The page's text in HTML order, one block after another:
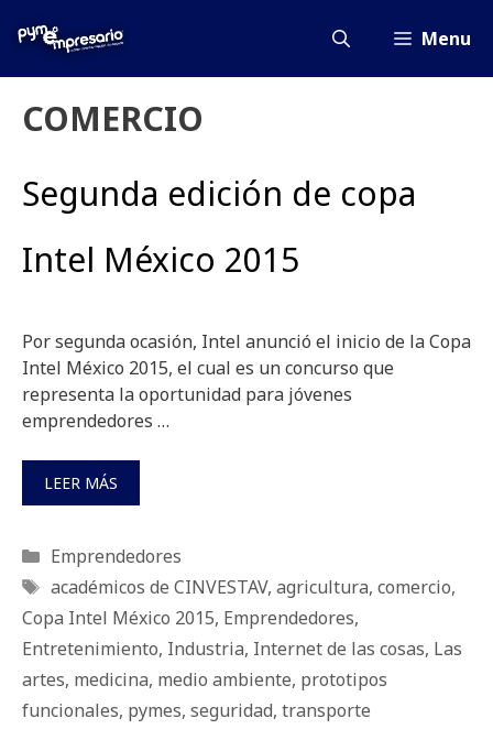
Menu
COMERCIO
Segunda edición de copa
Intel México 2015
Por segunda ocasión, Intel anunció el inicio de la Copa
Intel México 2015, el cual es un concurso que
representa la oportunidad para jóvenes
emprendedores …
LEER MÁS
Categorías
Emprendedores
Etiquetas
académicos de CINVESTAV, agricultura, comercio,
Copa Intel México 2015, Emprendedores,
Entretenimiento, Industria, Internet de las cosas, Las
artes, medicina, medio ambiente, prototipos
funcionales, pymes, seguridad, transporte